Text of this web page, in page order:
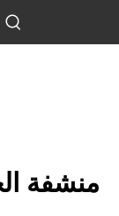
منشفة